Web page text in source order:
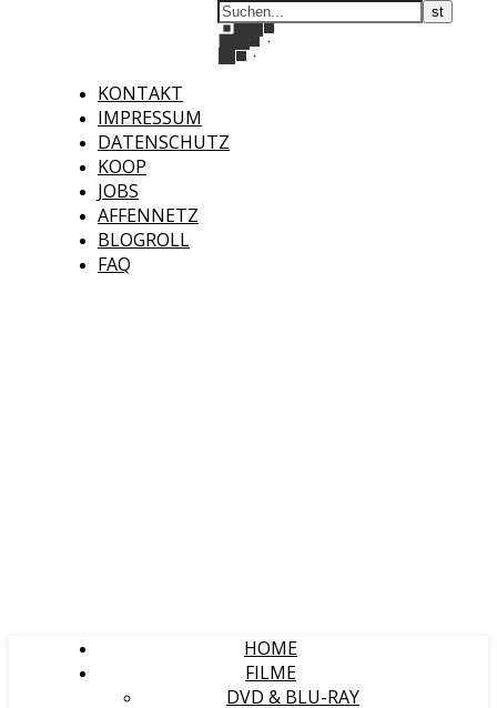
KONTAKT
IMPRESSUM
DATENSCHUTZ
KOOP
JOBS
AFFENNETZ
BLOGROLL
FAQ
HOME
FILME
DVD & BLU-RAY